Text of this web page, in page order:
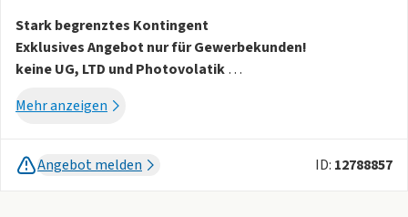
Stark begrenztes Kontingent
Exklusives Angebot nur für Gewerbekunden!
keine UG, LTD und Photovolatik
Einmalige Kosten: 1344 zzgl. MwSt.
Lieferzeit 3 Monate ab Bestellung
Mehr anzeigen
Angebot melden ID: 12788857